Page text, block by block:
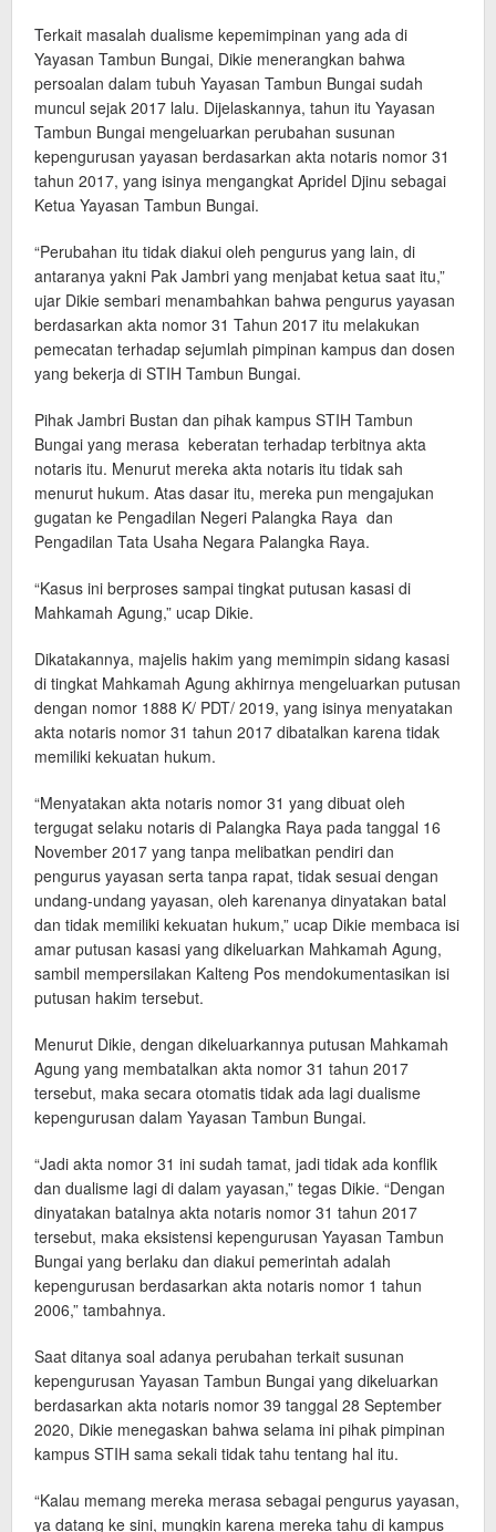
Terkait masalah dualisme kepemimpinan yang ada di
Yayasan Tambun Bungai, Dikie menerangkan bahwa
persoalan dalam tubuh Yayasan Tambun Bungai sudah
muncul sejak 2017 lalu. Dijelaskannya, tahun itu Yayasan
Tambun Bungai mengeluarkan perubahan susunan
kepengurusan yayasan berdasarkan akta notaris nomor 31
tahun 2017, yang isinya mengangkat Apridel Djinu sebagai
Ketua Yayasan Tambun Bungai.
“Perubahan itu tidak diakui oleh pengurus yang lain, di
antaranya yakni Pak Jambri yang menjabat ketua saat itu,”
ujar Dikie sembari menambahkan bahwa pengurus yayasan
berdasarkan akta nomor 31 Tahun 2017 itu melakukan
pemecatan terhadap sejumlah pimpinan kampus dan dosen
yang bekerja di STIH Tambun Bungai.
Pihak Jambri Bustan dan pihak kampus STIH Tambun
Bungai yang merasa keberatan terhadap terbitnya akta
notaris itu. Menurut mereka akta notaris itu tidak sah
menurut hukum. Atas dasar itu, mereka pun mengajukan
gugatan ke Pengadilan Negeri Palangka Raya dan
Pengadilan Tata Usaha Negara Palangka Raya.
“Kasus ini berproses sampai tingkat putusan kasasi di
Mahkamah Agung,” ucap Dikie.
Dikatakannya, majelis hakim yang memimpin sidang kasasi
di tingkat Mahkamah Agung akhirnya mengeluarkan putusan
dengan nomor 1888 K/ PDT/ 2019, yang isinya menyatakan
akta notaris nomor 31 tahun 2017 dibatalkan karena tidak
memiliki kekuatan hukum.
“Menyatakan akta notaris nomor 31 yang dibuat oleh
tergugat selaku notaris di Palangka Raya pada tanggal 16
November 2017 yang tanpa melibatkan pendiri dan
pengurus yayasan serta tanpa rapat, tidak sesuai dengan
undang-undang yayasan, oleh karenanya dinyatakan batal
dan tidak memiliki kekuatan hukum,” ucap Dikie membaca isi
amar putusan kasasi yang dikeluarkan Mahkamah Agung,
sambil mempersilakan Kalteng Pos mendokumentasikan isi
putusan hakim tersebut.
Menurut Dikie, dengan dikeluarkannya putusan Mahkamah
Agung yang membatalkan akta nomor 31 tahun 2017
tersebut, maka secara otomatis tidak ada lagi dualisme
kepengurusan dalam Yayasan Tambun Bungai.
“Jadi akta nomor 31 ini sudah tamat, jadi tidak ada konflik
dan dualisme lagi di dalam yayasan,” tegas Dikie. “Dengan
dinyatakan batalnya akta notaris nomor 31 tahun 2017
tersebut, maka eksistensi kepengurusan Yayasan Tambun
Bungai yang berlaku dan diakui pemerintah adalah
kepengurusan berdasarkan akta notaris nomor 1 tahun
2006,” tambahnya.
Saat ditanya soal adanya perubahan terkait susunan
kepengurusan Yayasan Tambun Bungai yang dikeluarkan
berdasarkan akta notaris nomor 39 tanggal 28 September
2020, Dikie menegaskan bahwa selama ini pihak pimpinan
kampus STIH sama sekali tidak tahu tentang hal itu.
“Kalau memang mereka merasa sebagai pengurus yayasan,
ya datang ke sini, mungkin karena mereka tahu di kampus